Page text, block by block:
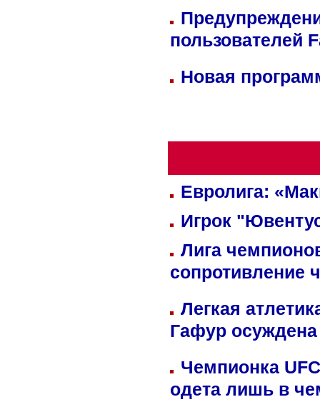
пользователей
Новая
Евролига:
Игрок
Лига
сопротивление
Легкая
Гафур осуждена
Чемпионка
одета лишь в